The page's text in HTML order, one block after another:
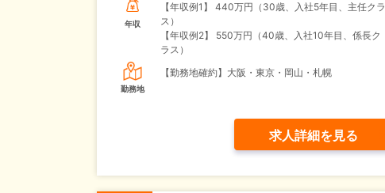
年収
【年収例1】
440万円（30歳、入社5年目、主任クラ
ス）
【年収例2】
550万円（40歳、入社10年目、係長ク
ラス）
勤務地
【勤務地確約】大阪・東京・岡山・札幌
求人詳細を見る